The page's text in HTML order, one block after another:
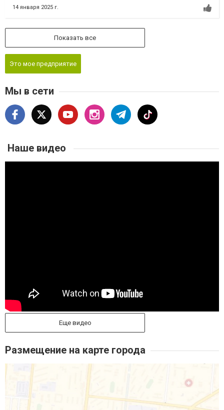
14 января 2025 г.
Показать все
Это мое предприятие
Мы в сети
Наше видео
Еще видео
Размещение на карте города